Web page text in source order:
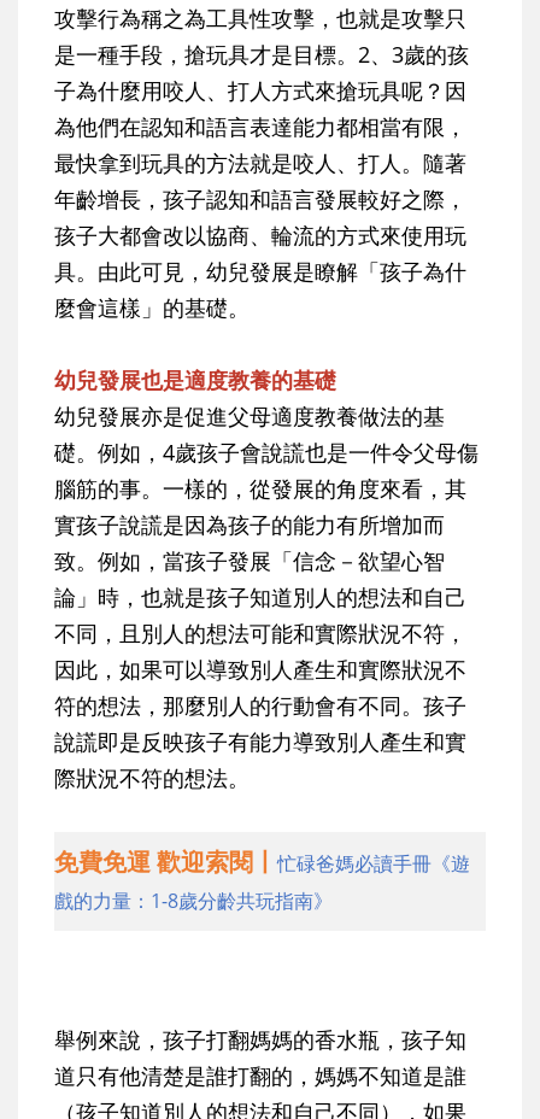
攻擊行為稱之為工具性攻擊，也就是攻擊只
是一種手段，搶玩具才是目標。2、3歲的孩
子為什麼用咬人、打人方式來搶玩具呢？因
為他們在認知和語言表達能力都相當有限，
最快拿到玩具的方法就是咬人、打人。隨著
年齡增長，孩子認知和語言發展較好之際，
孩子大都會改以協商、輪流的方式來使用玩
具。由此可見，幼兒發展是瞭解「孩子為什
麼會這樣」的基礎。
幼兒發展也是適度教養的基礎
幼兒發展亦是促進父母適度教養做法的基
礎。例如，4歲孩子會說謊也是一件令父母傷
腦筋的事。一樣的，從發展的角度來看，其
實孩子說謊是因為孩子的能力有所增加而
致。例如，當孩子發展「信念－欲望心智
論」時，也就是孩子知道別人的想法和自己
不同，且別人的想法可能和實際狀況不符，
因此，如果可以導致別人產生和實際狀況不
符的想法，那麼別人的行動會有不同。孩子
說謊即是反映孩子有能力導致別人產生和實
際狀況不符的想法。
免費免運 歡迎索閱丨忙碌爸媽必讀手冊《遊
戲的力量：1-8歲分齡共玩指南》
舉例來說，孩子打翻媽媽的香水瓶，孩子知
道只有他清楚是誰打翻的，媽媽不知道是誰
（孩子知道別人的想法和自己不同），如果